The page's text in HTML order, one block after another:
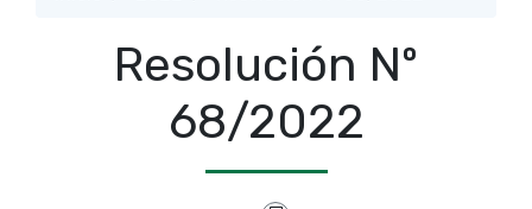
Resolución Nº
68/2022